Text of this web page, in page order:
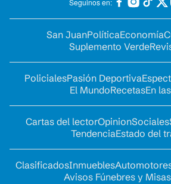
San JuanPolíticaEconomía
Suplemento Verde
PolicialesPasión Deportiva
El MundoRecetasEn
Cartas del lectorOpinionSociales
TendenciaEstado del
ClasificadosInmuebles
Avisos Fúnebres y Misas